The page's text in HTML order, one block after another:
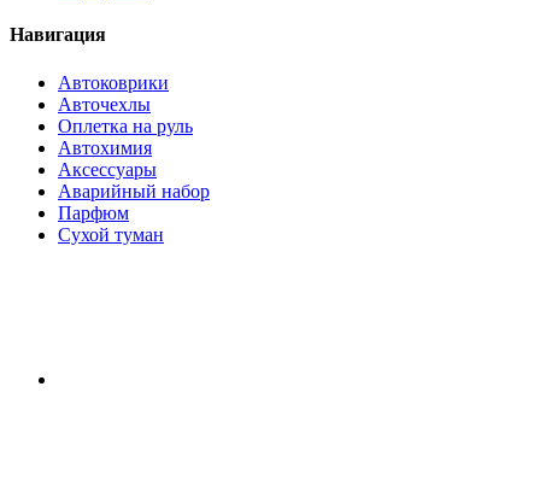
Навигация
Автоковрики
Авточехлы
Оплетка на руль
Автохимия
Аксессуары
Аварийный набор
Парфюм
Сухой туман